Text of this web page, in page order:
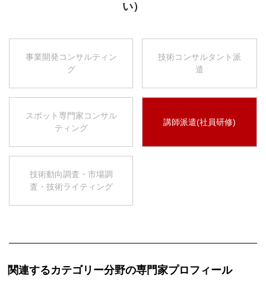
い）
事業開発コンサルティン
グ
技術コンサルタント派
遣
スポット専門家コンサル
ティング
講師派遣(社員研修)
技術動向調査・市場調
査・技術ライティング
関連するカテゴリー分野の専門家プロフィール